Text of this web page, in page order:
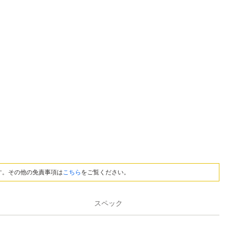
その他の免責事項はこちら をご覧ください。
スペック